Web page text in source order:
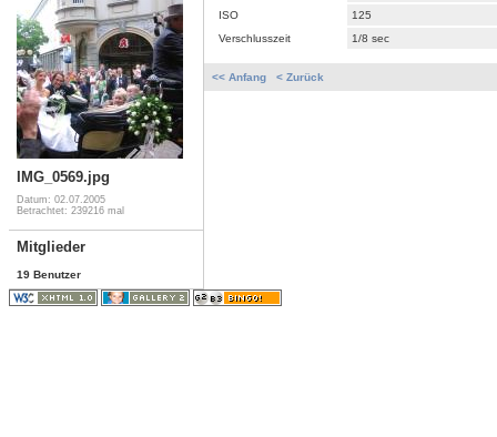
IMG_0569.jpg
Datum: 02.07.2005
Betrachtet: 239216 mal
Mitglieder
19 Benutzer
ISO
125
Verschlusszeit
1/8 sec
<< Anfang < Zurück